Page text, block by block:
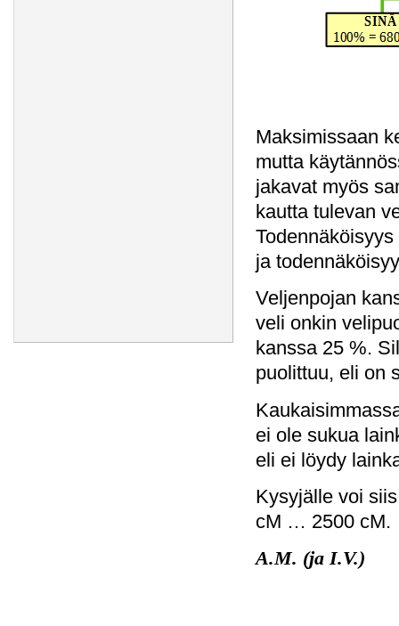
Maksimissaan
mutta
jakavat myös
kautta tulevan
ja
Veljenpojan
veli onkin
kanssa 25 %.
puolittuu, eli on
ei ole sukua
eli ei löydy
Kysyjälle voi
cM … 2500 cM.
A.M. (ja I.V.)